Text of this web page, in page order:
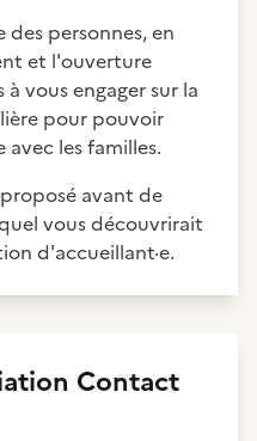
des personnes, en
et l'ouverture
vous engager sur la
pour pouvoir
les familles.
avant de
vous découvrirait
d'accueillant·e.
Contact